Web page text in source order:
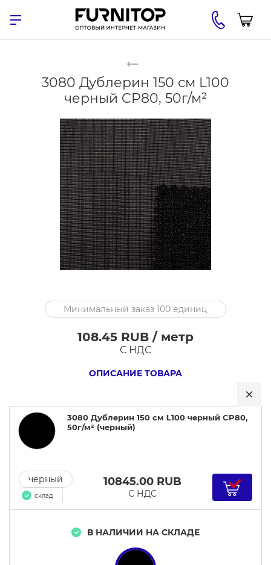
3080 Дублерин 150 см L100
черный CP80, 50г/м²
3080
Дублерин
50г/
м²
Минимальный заказ 100 единиц
108.45 RUB / метр
С НДС
ОПИСАНИЕ ТОВАРА
3080 Дублерин 150 см L100 черный CP80,
50г/м² (черный)
черный
склад
10845.00 RUB
С НДС
В НАЛИЧИИ НА СКЛАДЕ